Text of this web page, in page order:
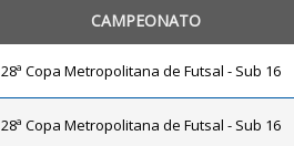
CAMPEONATO
28ª Copa Metropolitana de Futsal - Sub 16
28ª Copa Metropolitana de Futsal - Sub 16